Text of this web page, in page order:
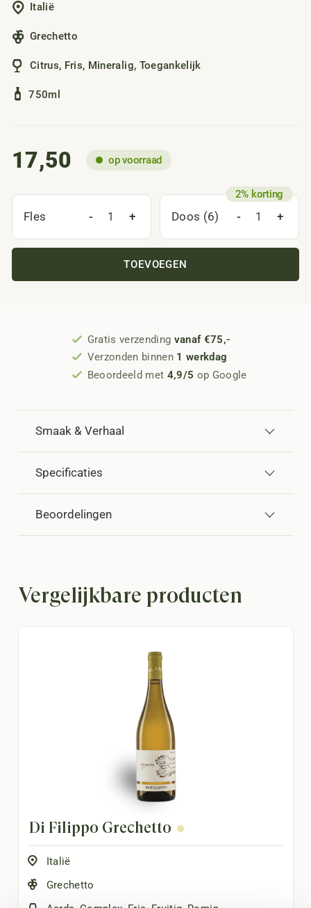
Italië
Grechetto
Citrus, Fris, Mineralig, Toegankelijk
750ml
17,50 op voorraad
Fles - + Doos (6) - +
TOEVOEGEN
Gratis verzending vanaf €75,-
Verzonden binnen 1 werkdag
Beoordeeld met 4,9/5 op Google
Smaak & Verhaal
Specificaties
Beoordelingen
Vergelijkbare producten
Di Filippo Grechetto
Italië
Grechetto